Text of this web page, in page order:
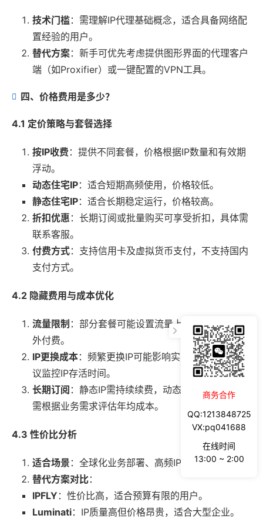
技术门槛：需理解IP代理基础概念，适合具备网络配
置经验的用户。
替代方案：新手可优先考虑提供图形界面的代理客户
端（如Proxifier）或一键配置的VPN工具。
四、价格费用是多少？
4.1 定价策略与套餐选择
按IP收费 ：提供不同套餐，价格根据IP数量和有效期
浮动。
动态住宅IP：适合短期高频使用，价格较低。
静态住宅IP：适合长期稳定运行，价格较高。
折扣优惠 ：长期订阅或批量购买可享受折扣，具体需
联系客服。
付费方式：支持信用卡及虚拟货币支付，不支持国内
支付方式。
4.2 隐藏费用与成本优化
流量限制 ：部分套餐可能设置流量上限，超出后需额
外付费。
IP更换成本：频繁更换IP可能影响实际使用成本，建
议监控IP存活时间。
长期订阅 ：静态IP需持续续费，动态IP需定期更换，
需根据业务需求评估年均成本。
4.3 性价比分析
适合场景 ：全球化业务部署、高频IP更换需求。
替代方案对比：
IPFLY ：性价比高，适合预算有限的用户。
Luminati：IP质量高但价格昂贵，适合大型企业。
商务合作
QQ:1213848725
VX:pq041688
在线时间
13:00 ~ 2:00